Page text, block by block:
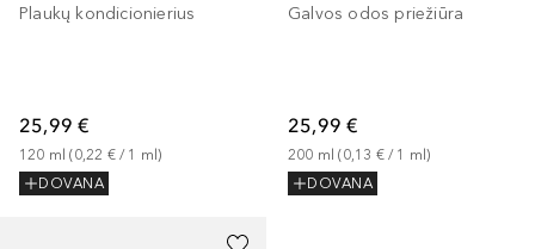
Plaukų kondicionierius
25,99 €
120 ml (0,22 € / 1 ml)
DOVANA
Galvos odos priežiūra
25,99 €
200 ml (0,13 € / 1 ml)
DOVANA